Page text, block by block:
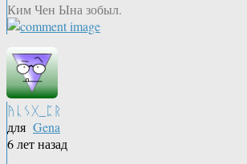
Ким Чен Ына зобыл.
ᚤᚳᛊᚷ_ᛈᚱ
для Gena
6 лет назад